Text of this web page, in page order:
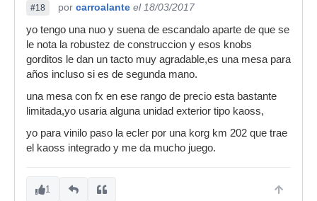
#18 por carroalante el 18/03/2017
yo tengo una nuo y suena de escandalo aparte de que se
le nota la robustez de construccion y esos knobs
gorditos le dan un tacto muy agradable,es una mesa para
años incluso si es de segunda mano.
una mesa con fx en ese rango de precio esta bastante
limitada,yo usaria alguna unidad exterior tipo kaoss,
yo para vinilo paso la ecler por una korg km 202 que trae
el kaoss integrado y me da mucho juego.
1